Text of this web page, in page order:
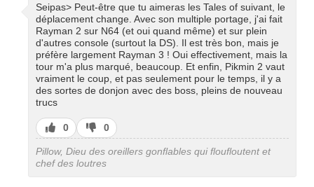
Seipas> Peut-être que tu aimeras les Tales of suivant, le
déplacement change. Avec son multiple portage, j'ai fait
Rayman 2 sur N64 (et oui quand même) et sur plein
d'autres console (surtout la DS). Il est très bon, mais je
préfère largement Rayman 3 ! Oui effectivement, mais la
tour m'a plus marqué, beaucoup. Et enfin, Pikmin 2 vaut
vraiment le coup, et pas seulement pour le temps, il y a
des sortes de donjon avec des boss, pleins de nouveau
trucs
J’aime
0
J’aime
pas
0
Pillow, Dieu des oreillers gonflables qui floufloutent et
chef des loutres